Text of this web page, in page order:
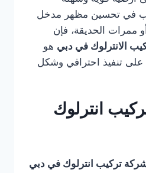
في تحسين مظهر مدخل
ممرات الحديقة، فإن
الانترلوك في دبي هو
تنفيذ احترافي وشكل
انترلوك
تركيب انترلوك في دبي